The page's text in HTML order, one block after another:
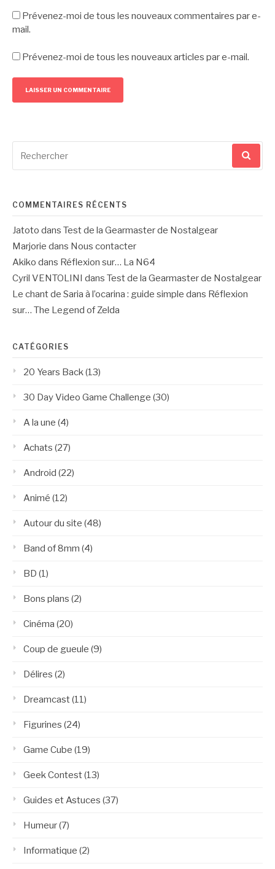
Prévenez-moi de tous les nouveaux commentaires par e-
mail.
Prévenez-moi de tous les nouveaux articles par e-mail.
pour
COMMENTAIRES RÉCENTS
Jatoto dans Test de la Gearmaster de Nostalgear
Marjorie dans Nous contacter
Akiko dans Réflexion sur… La N64
Cyril VENTOLINI dans Test de la Gearmaster de Nostalgear
Le chant de Saria à l’ocarina : guide simple dans Réflexion
sur… The Legend of Zelda
CATÉGORIES
20 Years Back(13)
30 Day Video Game Challenge (30)
A la une (4)
Achats (27)
Android (22)
Animé (12)
Autour du site (48)
Band of 8mm (4)
BD (1)
Bons plans (2)
Cinéma (20)
Coup de gueule (9)
Délires (2)
Dreamcast(11)
Figurines (24)
Game Cube (19)
Geek Contest(13)
Guides et Astuces (37)
Humeur(7)
Informatique (2)